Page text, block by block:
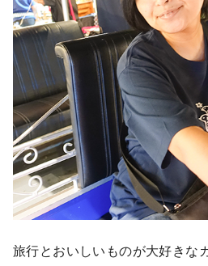
旅行とおいしいものが大好きな